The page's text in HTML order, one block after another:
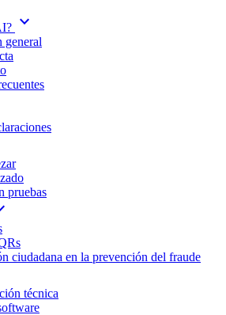
expand_more
general
pruebas
ciudadana en la prevención del fraude
técnica